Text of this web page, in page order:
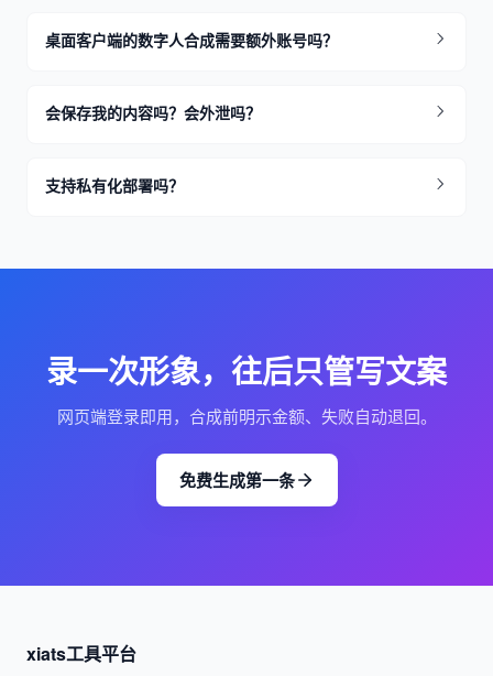
桌面客户端的数字人合成需要额外账号吗？
会保存我的内容吗？会外泄吗？
支持私有化部署吗？
录一次形象，往后只管写文案
网页端登录即用，合成前明示金额、失败自动退回。
免费生成第一条
xiats工具平台